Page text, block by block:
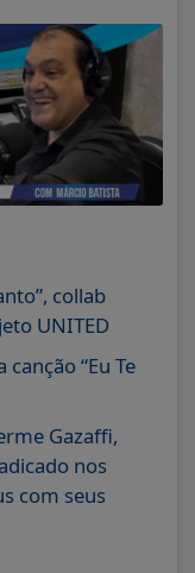
collab
UNITED
“Eu Te
Gazaffi,
nos
com seus